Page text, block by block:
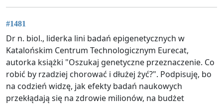
#1481
Dr n. biol., liderka lini badań epigenetycznych w
Katalońskim Centrum Technologicznym Eurecat,
autorka książki "Oszukaj genetyczne przeznaczenie. Co
robić by rzadziej chorować i dłużej żyć?". Podpisuję, bo
na codzień widzę, jak efekty badań naukowych
przekłądają się na zdrowie milionów, na budżet